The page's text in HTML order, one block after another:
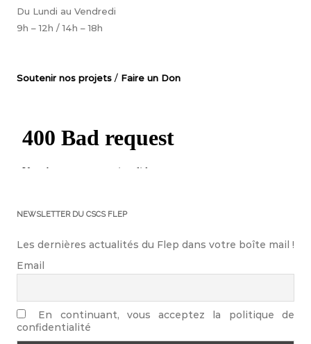
Du Lundi au Vendredi
9h – 12h / 14h – 18h
Soutenir nos projets / Faire un Don
NEWSLETTER DU CSCS FLEP
Les dernières actualités du Flep dans votre boîte mail !
Email
En continuant, vous acceptez la politique de
confidentialité